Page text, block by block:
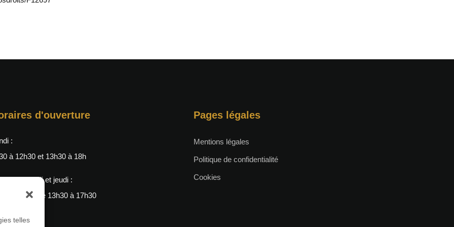
telles
d'ouverture
:
à 12h30 et 13h30 à 18h
mercredi et jeudi :
à 12h30 et de 13h30 à 17h30
:
Pages légales
Mentions légales
Politique de confidentialité
Cookies